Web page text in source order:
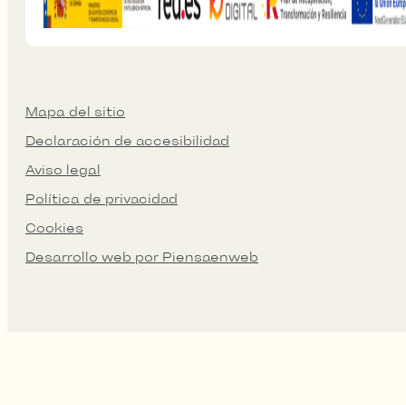
Mapa del sitio
Declaración de accesibilidad
Aviso legal
Política de privacidad
Cookies
Desarrollo web por Piensaenweb